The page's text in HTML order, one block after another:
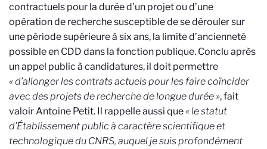
contractuels pour la durée d’un projet ou d’une
opération de recherche susceptible de se dérouler sur
une période supérieure à six ans, la limite d’ancienneté
possible en CDD dans la fonction publique. Conclu après
un appel public à candidatures, il doit permettre
« d’allonger les contrats actuels pour les faire coïncider
avec des projets de recherche de longue durée », fait
valoir Antoine Petit. Il rappelle aussi que« le statut
d’Établissement public à caractère scientifique et
technologique du CNRS, auquel je suis profondément